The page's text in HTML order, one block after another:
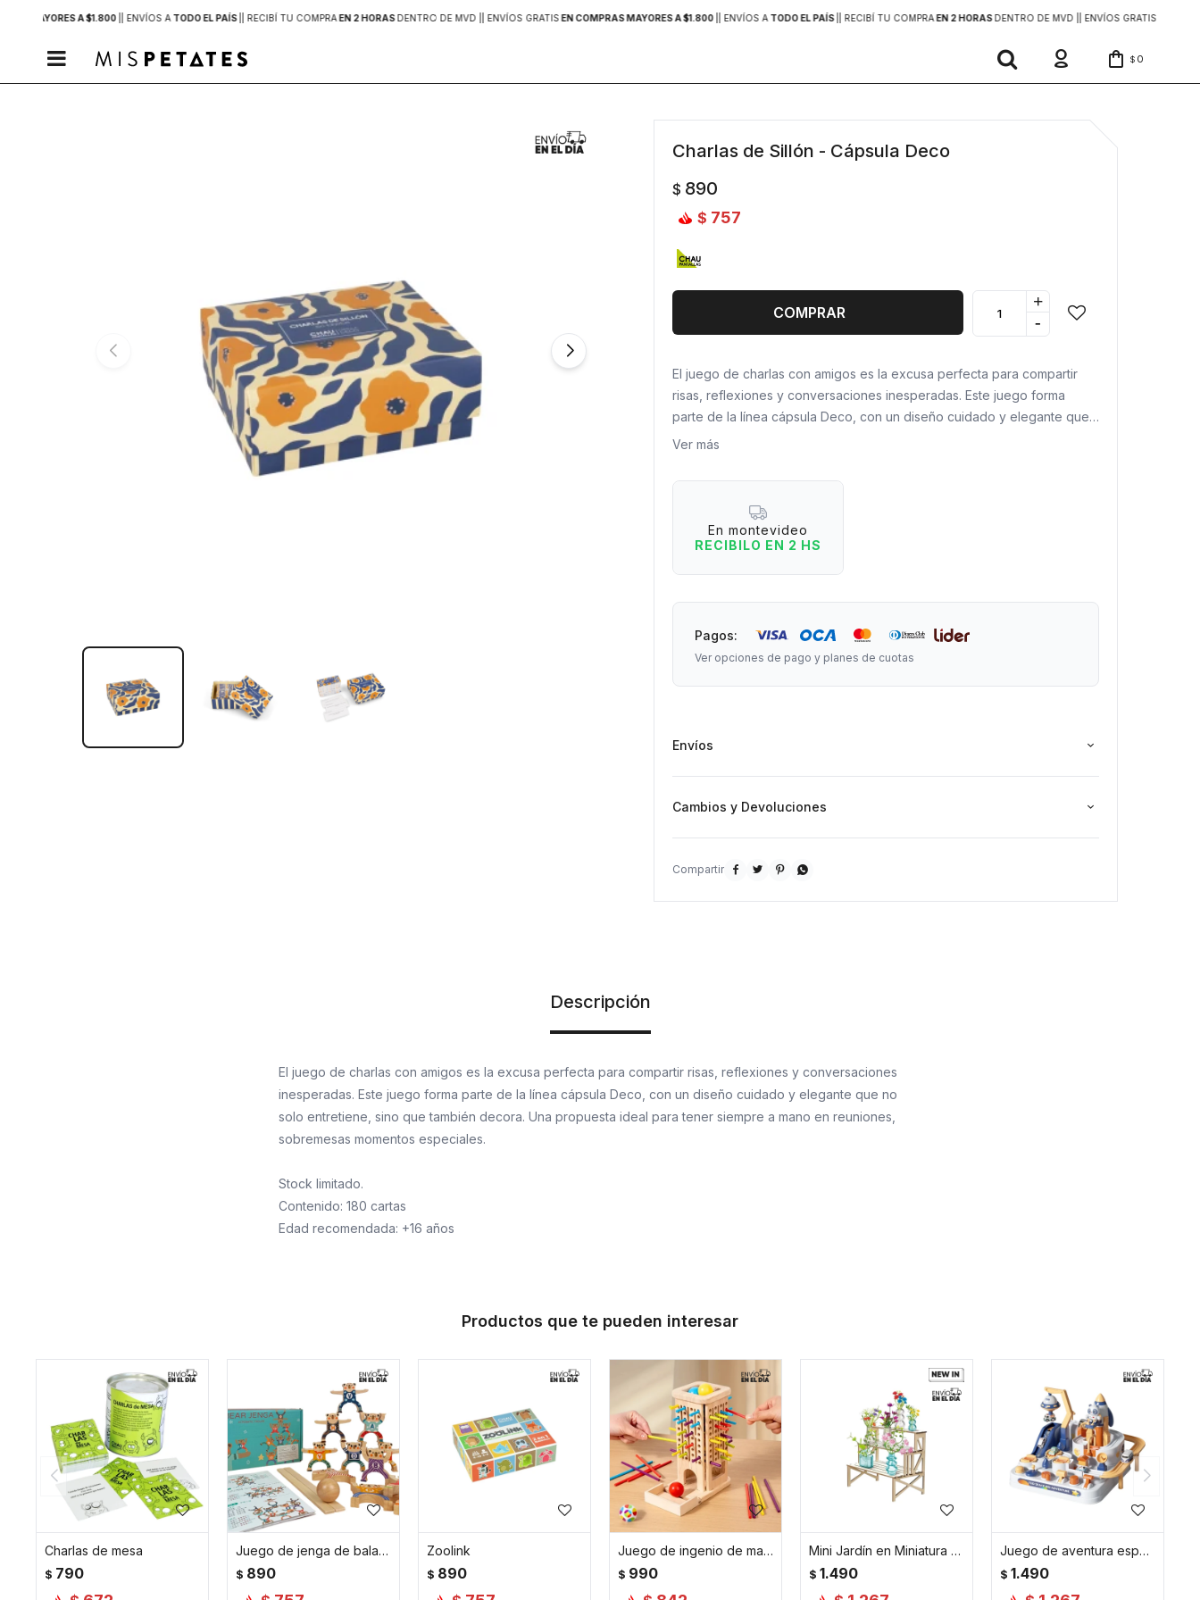
MAYORES A $1.800 | ENVÍOS A TODO EL PAÍS | RECIBÍ TU COMPRAEN 2 HORASDENTRO DE MVD | | ENVÍOS GRATISEN COMPRAS MAYORES A $1.800 | ENVÍOS A TODO EL PAÍS | RECIBÍ TU COMPRAEN 2 HORASDENTRO DE MVD | | ENVÍOS GRATIS
 $ 0
Charlas de Sillón - Cápsula Deco
$ 890
$ 757
COMPRAR
+
-
El juego de charlas con amigos es la excusa perfecta para compartir
risas, reflexiones y conversaciones inesperadas. Este juego forma
parte de la línea cápsula Deco, con un diseño cuidado y elegante que
no solo entretiene, sino que también decora. Una propuesta ideal para
Stock limitado.
Contenido: 180 cartas
Edad recomendada: +16 años
Ver más
En montevideo
RECIBILO EN 2 HS
Pagos:
Ver opciones de pago y planes de cuotas
Envíos
Cambios y Devoluciones
   
Descripción
El juego de charlas con amigos es la excusa perfecta para compartir risas, reflexiones y conversaciones
inesperadas. Este juego forma parte de la línea cápsula Deco, con un diseño cuidado y elegante que no
solo entretiene, sino que también decora. Una propuesta ideal para tener siempre a mano en reuniones,
sobremesas momentos especiales.
Stock limitado.
Contenido: 180 cartas
Edad recomendada: +16 años
Productos que te pueden interesar
Charlas de mesa
$ 790
Juego de jenga de balanceo ositos
$ 890
Zoolink
$ 890
Juego de ingenio de madera
$ 990
Mini Jardín en Miniatura para Armar
$ 1.490
Juego de aventura espacial con pista de autitos
$ 1.490